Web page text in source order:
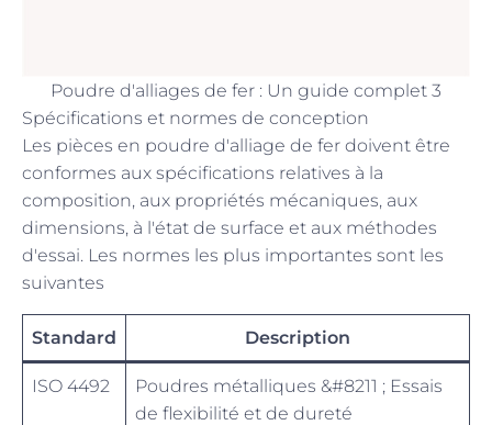
Poudre d'alliages de fer : Un guide complet 3
Spécifications et normes de conception
Les pièces en poudre d'alliage de fer doivent être
conformes aux spécifications relatives à la
composition, aux propriétés mécaniques, aux
dimensions, à l'état de surface et aux méthodes
d'essai. Les normes les plus importantes sont les
suivantes
Standard Description
ISO 4492
Poudres métalliques &#8211 ; Essais
de flexibilité et de dureté